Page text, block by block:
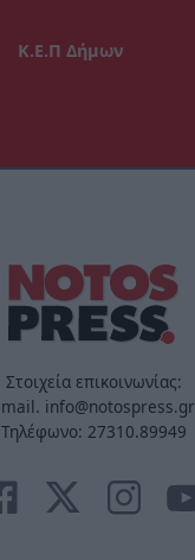
Κ.Ε.Π Δήμων
Στοιχεία επικοινωνίας:
info@notospress.gr
Τηλέφωνο: 27310.89949